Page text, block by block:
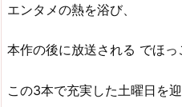
エンタメの熱を浴び、
本作の後に放送される でほっ
この3本で充実した土曜日を